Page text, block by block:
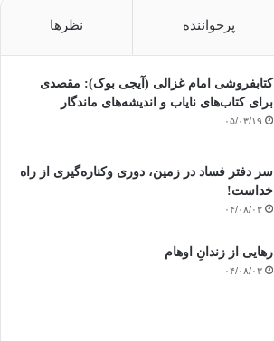
پرخواننده نظرها
کتابفروشی امام غزالی (آیجی بوک): مقصدی
برای کتاب‌های نایاب و اندیشه‌های ماندگار
۰۵/۰۳/۱۹
سر دفتر فساد در زمین‌، دوری وکناره‌گیری از راه
خداست‌!
۰۴/۰۸/۰۳
رهایی از زندانِ اوهام
۰۴/۰۸/۰۳